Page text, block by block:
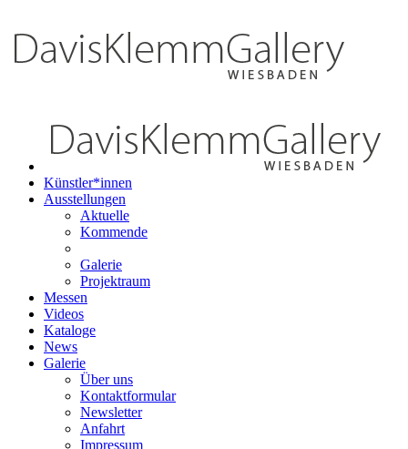
Künstler*innen
Ausstellungen
Aktuelle
Kommende
Galerie
Projektraum
Messen
Videos
Kataloge
News
Galerie
Über uns
Kontaktformular
Newsletter
Anfahrt
Impressum